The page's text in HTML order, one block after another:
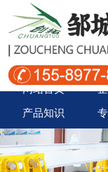
网站首页
产品知识